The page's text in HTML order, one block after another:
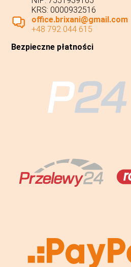
KRS: 0000932516
office.brixani@gmail.com
+48 792 044 615
Bezpieczne płatności